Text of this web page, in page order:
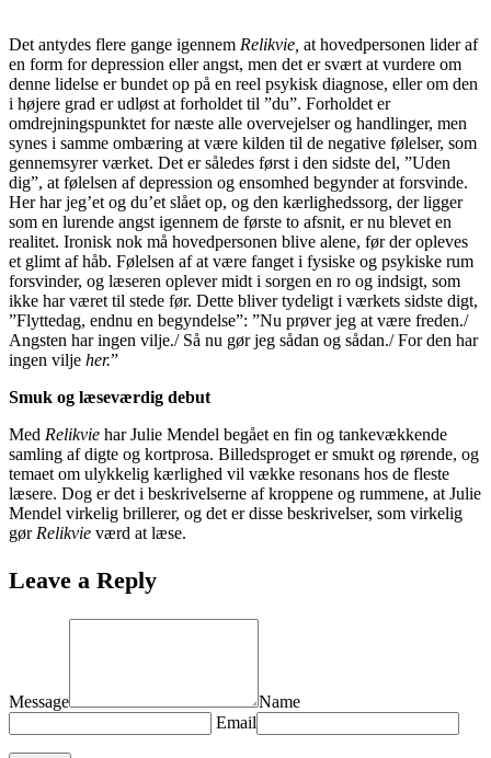
Det antydes flere gange igennem Relikvie, at hovedpersonen lider af
en form for depression eller angst, men det er svært at vurdere om
denne lidelse er bundet op på en reel psykisk diagnose, eller om den
i højere grad er udløst at forholdet til ”du”. Forholdet er
omdrejningspunktet for næste alle overvejelser og handlinger, men
synes i samme ombæring at være kilden til de negative følelser, som
gennemsyrer værket. Det er således først i den sidste del, ”Uden
dig”, at følelsen af depression og ensomhed begynder at forsvinde.
Her har jeg’et og du’et slået op, og den kærlighedssorg, der ligger
som en lurende angst igennem de første to afsnit, er nu blevet en
realitet. Ironisk nok må hovedpersonen blive alene, før der opleves
et glimt af håb. Følelsen af at være fanget i fysiske og psykiske rum
forsvinder, og læseren oplever midt i sorgen en ro og indsigt, som
ikke har været til stede før. Dette bliver tydeligt i værkets sidste digt,
”Flyttedag, endnu en begyndelse”: ”Nu prøver jeg at være freden./
Angsten har ingen vilje./ Så nu gør jeg sådan og sådan./ For den har
ingen vilje her.”
Smuk og læseværdig debut
Med Relikvie har Julie Mendel begået en fin og tankevækkende
samling af digte og kortprosa. Billedsproget er smukt og rørende, og
temaet om ulykkelig kærlighed vil vække resonans hos de fleste
læsere. Dog er det i beskrivelserne af kroppene og rummene, at Julie
Mendel virkelig brillerer, og det er disse beskrivelser, som virkelig
gør Relikvie værd at læse.
Leave a Reply
Message
Name
Email